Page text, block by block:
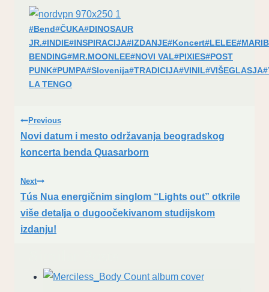
Post
Tags:
#Bend#ČUKA#DINOSAUR
JR.#INDIE#INSPIRACIJA#IZDANJE#Koncert#LELEE#
BENDING#MR.MOONLEE#NOVI VAL#PIXIES#POST
PUNK#PUMPA#Slovenija#TRADICIJA#VINIL#VIŠEGLASJA#
LA TENGO
Post
navigation
Previous
Novi datum i mesto održavanja beogradskog
koncerta benda Quasarborn
Next
Tús Nua energičnim singlom “Lights out” otkrile
više detalja o dugoočekivanom studijskom
izdanju!